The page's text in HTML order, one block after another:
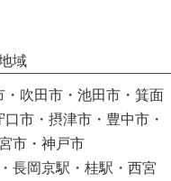
域
吹田市・池田市・箕面
市・摂津市・豊中市・
市・神戸市
長岡京駅・桂駅・西宮